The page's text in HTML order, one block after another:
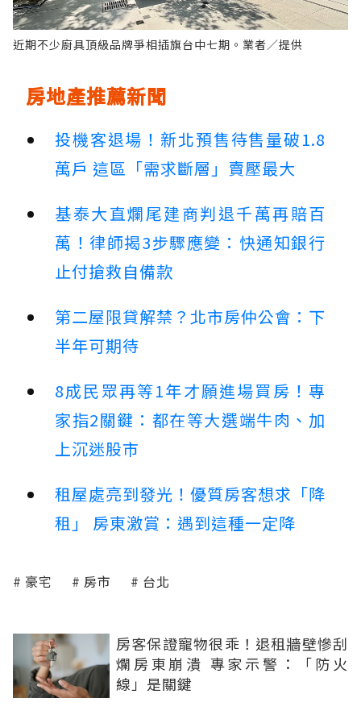
近期不少廚具頂級品牌爭相插旗台中七期。業者／提供
房地產推薦新聞
投機客退場！新北預售待售量破1.8
萬戶 這區「需求斷層」賣壓最大
基泰大直爛尾建商判退千萬再賠百
萬！律師揭3步驟應變：快通知銀行
止付搶救自備款
第二屋限貸解禁？北市房仲公會：下
半年可期待
8成民眾再等1年才願進場買房！專
家指2關鍵：都在等大選端牛肉、加
上沉迷股市
租屋處亮到發光！優質房客想求「降
租」 房東激賞：遇到這種一定降
豪宅 房市 台北
房客保證寵物很乖！退租牆壁慘刮
爛房東崩潰 專家示警：「防火
線」是關鍵